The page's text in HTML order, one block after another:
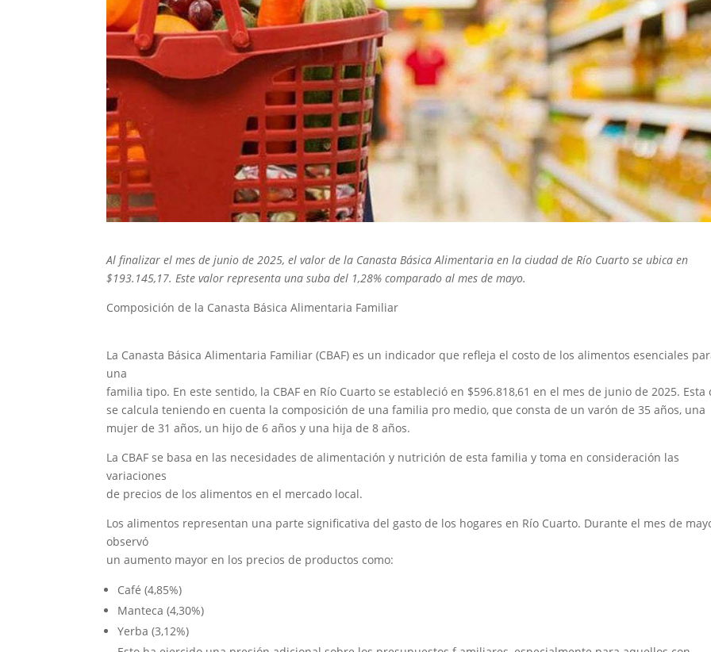
Al finalizar el mes de junio de 2025, el valor de la Canasta Básica Alimentaria en la ciudad de Río Cuarto se ubica en
$193.145,17. Este valor representa una suba del 1,28% comparado al mes de mayo.
Composición de la Canasta Básica Alimentaria Familiar
La Canasta Básica Alimentaria Familiar (CBAF) es un indicador que refleja el costo de los alimentos esenciales
una
familia tipo. En este sentido, la CBAF en Río Cuarto se estableció en $596.818,61 en el mes de junio de 2025. Esta
se calcula teniendo en cuenta la composición de una familia pro medio, que consta de un varón de 35 años, una
mujer de 31 años, un hijo de 6 años y una hija de 8 años.
La CBAF se basa en las necesidades de alimentación y nutrición de esta familia y toma en consideración las
variaciones
de precios de los alimentos en el mercado local.
Los alimentos representan una parte significativa del gasto de los hogares en Río Cuarto. Durante el mes de
observó
un aumento mayor en los precios de productos como:
Café (4,85%)
Manteca (4,30%)
Yerba (3,12%)